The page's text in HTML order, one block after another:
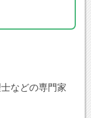
などの専門家